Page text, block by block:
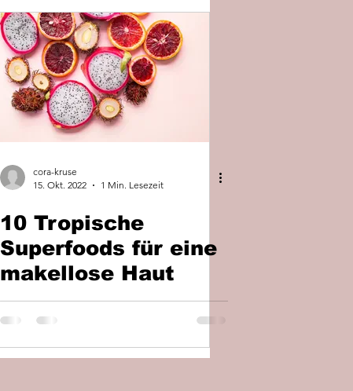
cora-kruse
15. Okt. 2022
1 Min. Lesezeit
10 Tropische
Superfoods für eine
makellose Haut